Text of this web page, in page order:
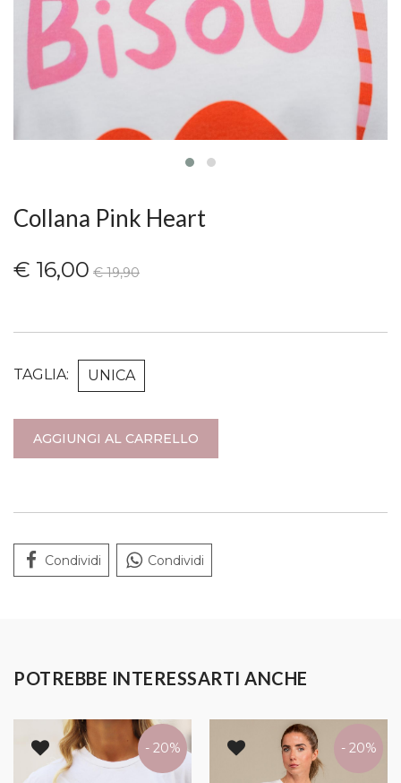
Collana Pink Heart
€ 16,00 € 19,90
TAGLIA: UNICA
AGGIUNGI AL CARRELLO
Condividi Condividi
POTREBBE INTERESSARTI ANCHE
- 20% - 20%